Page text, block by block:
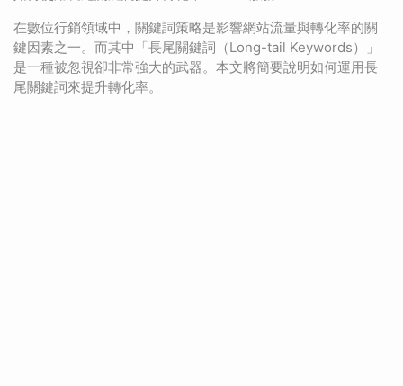
在數位行銷領域中，關鍵詞策略是影響網站流量與轉化率的關
鍵因素之一。而其中「長尾關鍵詞（Long-tail Keywords）」
是一種被忽視卻非常強大的武器。本文將簡要說明如何運用長
尾關鍵詞來提升轉化率。